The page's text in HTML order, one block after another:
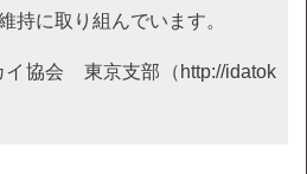
持に取り組んでいます。
イ協会 東京支部（http://idatok